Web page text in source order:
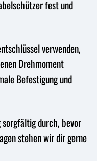
fest und
verwenden,
Drehmoment
Befestigung und
durch, bevor
stehen wir dir gerne